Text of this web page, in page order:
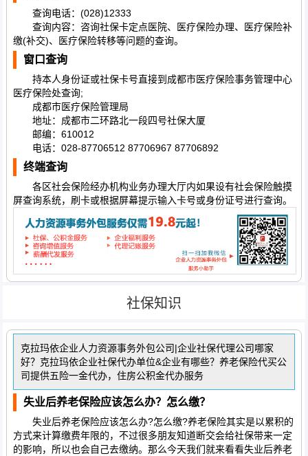
查询电话：(028)12333
查询内容：咨询社保卡定点医院、医疗保险办理、医疗保险补
缴(补交)、医疗保险转移等问题的查询。
窗口查询
持本人身份证或社保卡号直接到成都市医疗保险事务管理中心
医疗保险处查询;
成都市医疗保险管理局
地址：成都市二环路北一段四号社保大厦
邮编：610012
电话：028-87706512 87706967 87706892
终端查询
各区社会保险经办机构业务办理大厅内如果设有社会保险触摸
屏查询系统，刷卡或根据屏幕提示输入卡号或身份证号进行查询。
社保知识
克拉玛依企业人力资源事务外包公司|企业社保代理公司哪家
好？克拉玛依企业社保代办单位&企业有哪些？养老保险代买公
司提供五险一金代办，住房公积金代办服务
失业后养老保险应该怎么办？怎么缴？
失业后养老保险应该怎么办?怎么缴?养老保险其实是以累积的
方式来计算缴费年限的，不过很多朋友知道断交会给社保带来一定
的影响，所以也会自己去缴纳。那么今天我们就来看看失业后养老